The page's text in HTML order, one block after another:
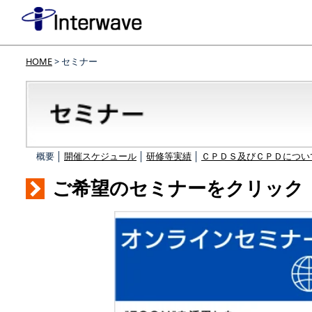
HOME> セミナー
概要 │ 開催スケジュール 研修等実績 ＣＰＤＳ及びＣＰＤにつ
ご希望のセミナーをクリック